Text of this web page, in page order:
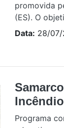
promovida
(ES). O
Data: 28/07/
Programa